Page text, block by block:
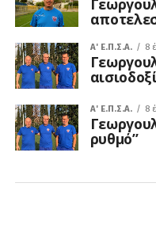
A' Ε.Π.Σ.Α. 8
A' Ε.Π.Σ.Α. 8
ρυθμό”